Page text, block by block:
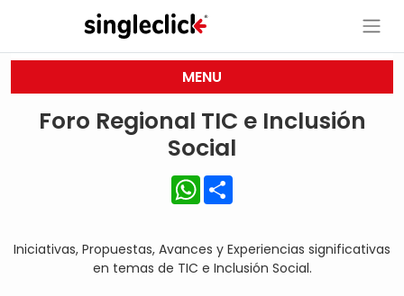
MENU
Foro Regional TIC e Inclusión
Social
WhatsApp
Iniciativas, Propuestas, Avances y Experiencias significativas
en temas de TIC e Inclusión Social.